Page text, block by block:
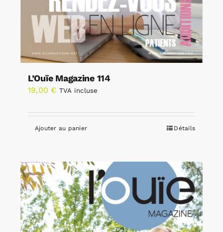
L’Ouïe Magazine 114
19,00 € TVA incluse
Ajouter au panier Détails